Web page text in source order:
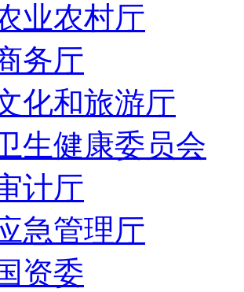
业农村厅
务厅
化和旅游厅
生健康委员会
计厅
急管理厅
资委